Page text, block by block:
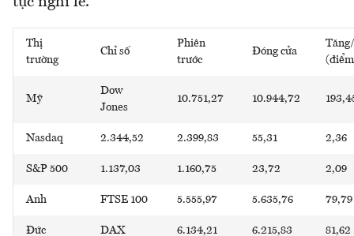
Thị
trường
Chỉ số
Phiên
trước
Đóng cửa
Mỹ
Dow
Jones
10.751,27 10.944,72
Nasdaq 2.344,52 2.399,83 55,31 2,36
S&P 500 1.137,03 1.160,75 23,72 2,09
Anh FTSE 100 5.555,97 5.635,76 79,79
Đức DAX 6.134,21 6.215,83 81,62